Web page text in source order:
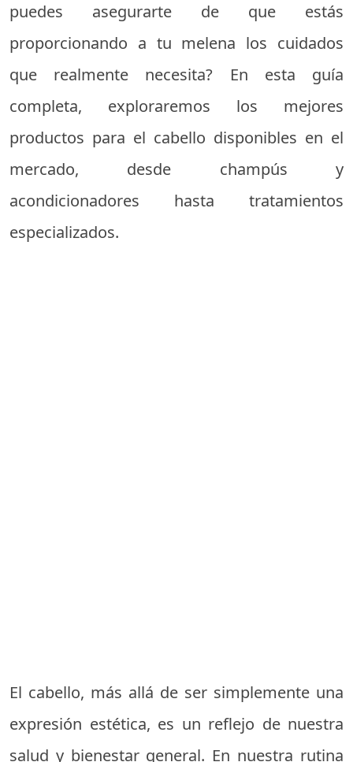
puedes asegurarte de que estás
proporcionando a tu melena los cuidados
que realmente necesita? En esta guía
completa, exploraremos los mejores
productos para el cabello disponibles en el
mercado, desde champús y
acondicionadores hasta tratamientos
especializados.
El cabello, más allá de ser simplemente una
expresión estética, es un reflejo de nuestra
salud y bienestar general. En nuestra rutina